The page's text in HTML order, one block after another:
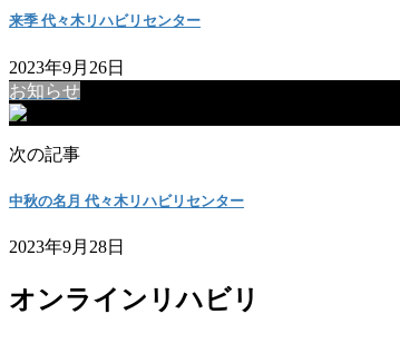
来季 代々木リハビリセンター
2023年9月26日
お知らせ
次の記事
中秋の名月 代々木リハビリセンター
2023年9月28日
オンラインリハビリ